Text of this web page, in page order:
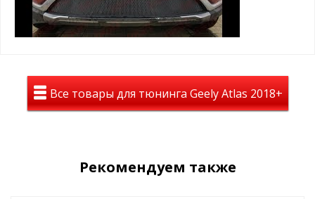
помогает сохранить тепло в моторном отсеке
простая САМОСТОЯТЕЛЬНАЯ установка, крепится
пластиковыми винтами в ячейку защитной сетки
Все товары для тюнинга Geely Atlas 2018+
Рекомендуем также